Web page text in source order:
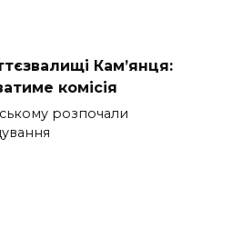
Кам’янця:
комісія
розпочали